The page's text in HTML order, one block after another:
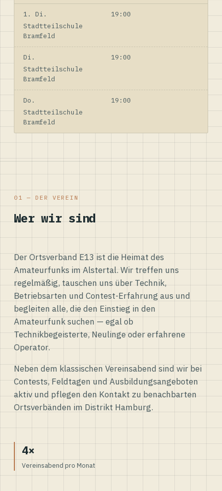
1. Di.
19:00
Stadtteilschule
Bramfeld
Di.
19:00
Stadtteilschule
Bramfeld
Do.
19:00
Stadtteilschule
Bramfeld
01 — DER VEREIN
Wer wir sind
Der Ortsverband E13 ist die Heimat des
Amateurfunks im Alstertal. Wir treffen uns
regelmäßig, tauschen uns über Technik,
Betriebsarten und Contest-Erfahrung aus und
begleiten alle, die den Einstieg in den
Amateurfunk suchen — egal ob
Technikbegeisterte, Neulinge oder erfahrene
Operator.
Neben dem klassischen Vereinsabend sind wir bei
Contests, Feldtagen und Ausbildungsangeboten
aktiv und pflegen den Kontakt zu benachbarten
Ortsverbänden im Distrikt Hamburg.
4×
Vereinsabend pro Monat